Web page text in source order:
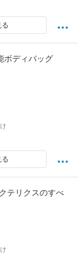
る
ボディバッグ
る
テリクスのすべ